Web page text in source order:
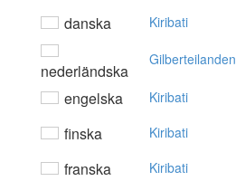
danska Kiribati
nederländska
Gilberteilanden
engelska Kiribati
finska Kiribati
franska Kiribati